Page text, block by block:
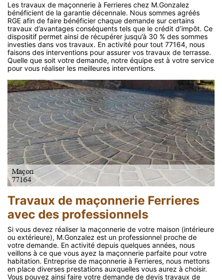
Les travaux de maçonnerie à Ferrieres chez M.Gonzalez
bénéficient de la garantie décennale. Nous sommes agréés
RGE afin de faire bénéficier chaque demande sur certains
travaux d’avantages conséquents tels que le crédit d’impôt. Ce
dispositif permet ainsi de récupérer jusqu’à 30 % des sommes
investies dans vos travaux. En activité pour tout 77164, nous
faisons des interventions pour assurer vos travaux de terrasse.
Quelle que soit votre demande, notre équipe est à votre service
pour vous réaliser les meilleures interventions.
Travaux de maçonnerie Ferrieres
avec des professionnels
Si vous devez réaliser la maçonnerie de votre maison (intérieure
ou extérieure), M.Gonzalez est un professionnel proche de
votre demande. En activité depuis quelques années, nous
veillons à ce que vous ayez la maçonnerie parfaite pour votre
habitation. Entreprise de maçonnerie à Ferrieres, nous mettons
en place diverses prestations auxquelles vous aurez à choisir.
Vous pouvez ainsi faire votre demande de devis travaux de